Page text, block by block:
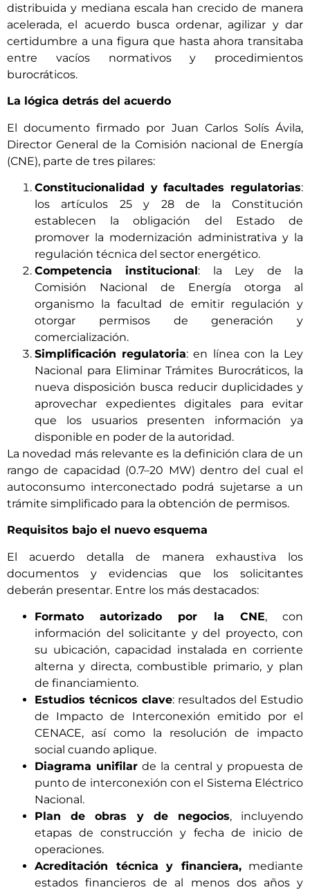
distribuida y mediana escala han crecido de manera
acelerada, el acuerdo busca ordenar, agilizar y dar
certidumbre a una figura que hasta ahora transitaba
entre vacíos normativos y procedimientos
burocráticos.
La lógica detrás del acuerdo
El documento firmado por Juan Carlos Solís Ávila,
Director General de la Comisión nacional de Energía
(CNE), parte de tres pilares:
Constitucionalidad y facultades regulatorias:
los artículos 25 y 28 de la Constitución
establecen la obligación del Estado de
promover la modernización administrativa y la
regulación técnica del sector energético.
Competencia institucional: la Ley de la
Comisión Nacional de Energía otorga al
organismo la facultad de emitir regulación y
otorgar permisos de generación y
comercialización.
Simplificación regulatoria: en línea con la Ley
Nacional para Eliminar Trámites Burocráticos, la
nueva disposición busca reducir duplicidades y
aprovechar expedientes digitales para evitar
que los usuarios presenten información ya
disponible en poder de la autoridad.
La novedad más relevante es la definición clara de un
rango de capacidad (0.7–20 MW) dentro del cual el
autoconsumo interconectado podrá sujetarse a un
trámite simplificado para la obtención de permisos.
Requisitos bajo el nuevo esquema
El acuerdo detalla de manera exhaustiva los
documentos y evidencias que los solicitantes
deberán presentar. Entre los más destacados:
Formato autorizado por la CNE, con
información del solicitante y del proyecto, con
su ubicación, capacidad instalada en corriente
alterna y directa, combustible primario, y plan
de financiamiento.
Estudios técnicos clave: resultados del Estudio
de Impacto de Interconexión emitido por el
CENACE, así como la resolución de impacto
social cuando aplique.
Diagrama unifilar de la central y propuesta de
punto de interconexión con el Sistema Eléctrico
Nacional.
Plan de obras y de negocios, incluyendo
etapas de construcción y fecha de inicio de
operaciones.
Acreditación técnica y financiera,mediante
estados financieros de al menos dos años y